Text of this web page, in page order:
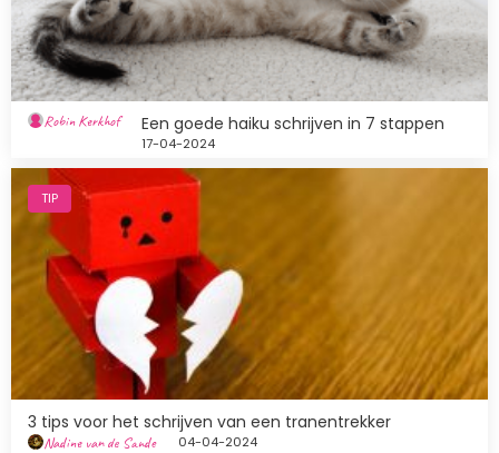
Een goede haiku schrijven in 7 stappen
Robin Kerkhof
17-04-2024
TIP
Afbeelding
3 tips voor het schrijven van een tranentrekker
Nadine van de Sande 04-04-2024